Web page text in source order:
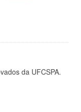
da UFCSPA.